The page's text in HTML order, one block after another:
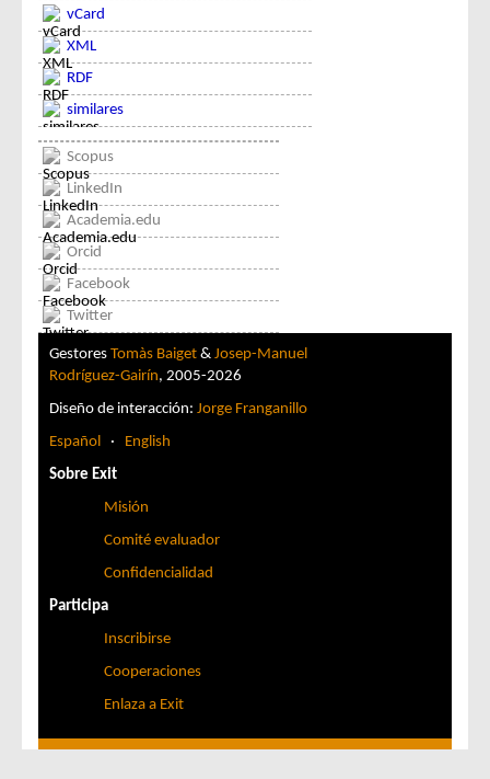
vCard
XML
RDF
similares
Scopus
LinkedIn
Academia.edu
Orcid
Facebook
Twitter
Gestores Tomàs Baiget & Josep-Manuel
Rodríguez-Gairín, 2005-2026
Diseño de interacción: Jorge Franganillo
Español · English
Sobre Exit
Misión
Comité evaluador
Confidencialidad
Participa
Inscribirse
Cooperaciones
Enlaza a Exit